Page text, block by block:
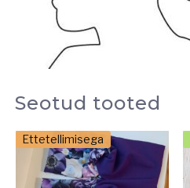
Seotud tooted
Ettetellimisega